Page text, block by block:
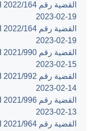
‎2023-02-19‏
‎2023-02-19‏
‎2023-02-15‏
‎2023-02-14‏
‎2023-02-13‏